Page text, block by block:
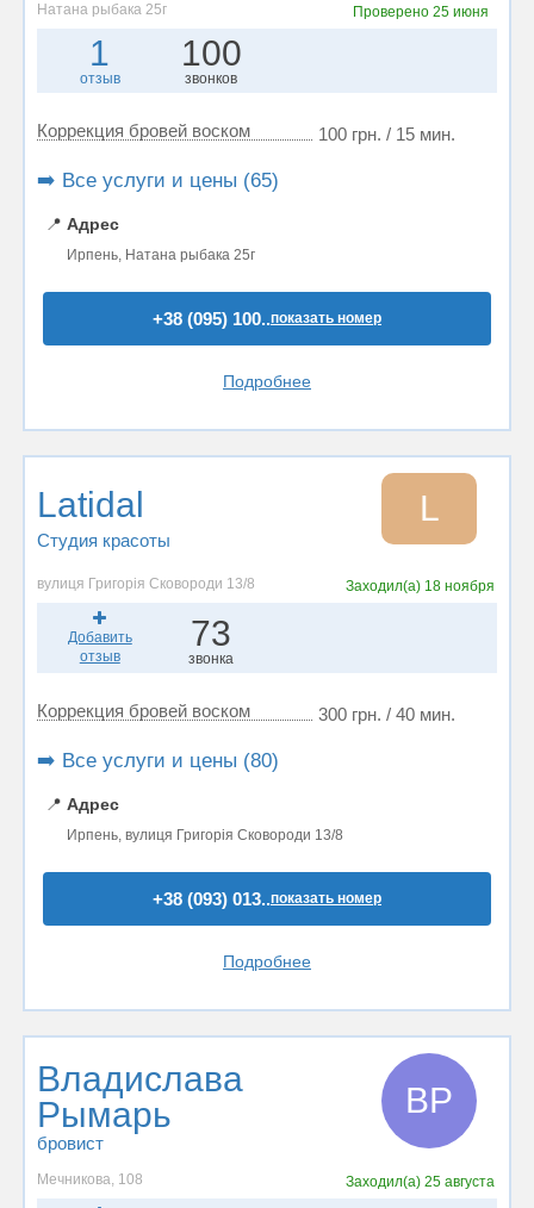
Натана рыбака 25г Проверено 25 июня
1
отзыв
100
звонков
Коррекция бровей воском 100 грн. / 15 мин.
➡️ Все услуги и цены (65)
📍 Адрес
Ирпень, Натана рыбака 25г
+38 (095) 100..показать номер
Подробнее
Latidal
Студия красоты
L
вулиця Григорія Сковороди 13/8 Заходил(а) 18 ноября
Добавить
отзыв
73
звонка
Коррекция бровей воском 300 грн. / 40 мин.
➡️ Все услуги и цены (80)
📍 Адрес
Ирпень, вулиця Григорія Сковороди 13/8
+38 (093) 013..показать номер
Подробнее
Владислава
Рымарь
бровист
ВР
Мечникова, 108 Заходил(а)25 августа